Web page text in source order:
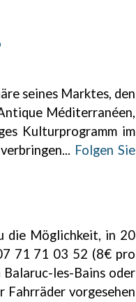
seines Marktes, den
Méditerranéen,
Kulturprogramm im
Folgen Sie
die Möglichkeit, in 20
71 71 03 52 (8€ pro
Balaruc-les-Bains oder
Fahrräder vorgesehen